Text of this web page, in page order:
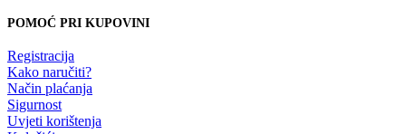
POMOĆ PRI KUPOVINI
Registracija
Kako naručiti?
Način plaćanja
Sigurnost
Uvjeti korištenja